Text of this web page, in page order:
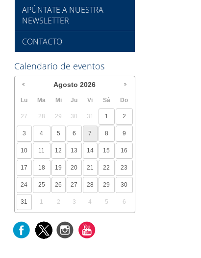
APÚNTATE A NUESTRA
NEWSLETTER
CONTACTO
Calendario de eventos
Agosto 2026
Lu Ma Mi Ju Vi Sá Do
27 28 29 30 31 1 2
3 4 5 6 7 8 9
10 11 12 13 14 15 16
17 18 19 20 21 22 23
24 25 26 27 28 29 30
31 1 2 3 4 5 6